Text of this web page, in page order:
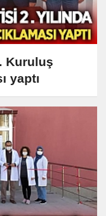
Kuruluş
yaptı